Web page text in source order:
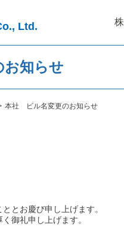
Ltd.
知らせ
本社 ビル名変更のお知らせ
とお慶び申し上げます。
御礼申し上げます。